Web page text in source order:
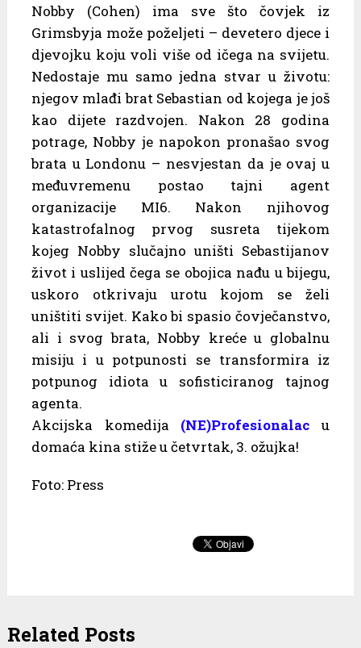
Nobby (Cohen) ima sve što čovjek iz
Grimsbyja može poželjeti – devetero djece i
djevojku koju voli više od ičega na svijetu.
Nedostaje mu samo jedna stvar u životu:
njegov mlađi brat Sebastian od kojega je još
kao dijete razdvojen. Nakon 28 godina
potrage, Nobby je napokon pronašao svog
brata u Londonu – nesvjestan da je ovaj u
međuvremenu postao tajni agent
organizacije MI6. Nakon njihovog
katastrofalnog prvog susreta tijekom
kojeg Nobby slučajno uništi Sebastijanov
život i uslijed čega se obojica nađu u bijegu,
uskoro otkrivaju urotu kojom se želi
uništiti svijet. Kako bi spasio čovječanstvo,
ali i svog brata, Nobby kreće u globalnu
misiju i u potpunosti se transformira iz
potpunog idiota u sofisticiranog tajnog
agenta.
Akcijska komedija (NE)Profesionalac u
domaća kina stiže u četvrtak, 3. ožujka!
Foto: Press
Related Posts